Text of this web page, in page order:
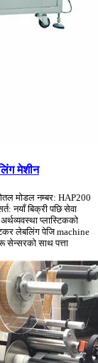
मेशीन
मोडल नम्बर: HAP200
नयाँ बिक्री पछि सेवा
प्लास्टिकको
लेबलिंग पेजि machine
सेन्सरको साथ पत्ता